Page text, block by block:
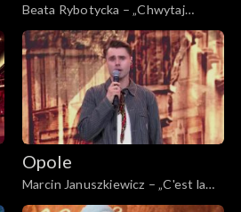
Beata Rybotycka – „Chwytaj
dzień”. 62. KFPP: Koncert „Trzy
ćwiartki Jacka Cygana”
Opole
Marcin Januszkiewicz – „C'est la
vie”. 62. KFPP: Koncert „Trzy